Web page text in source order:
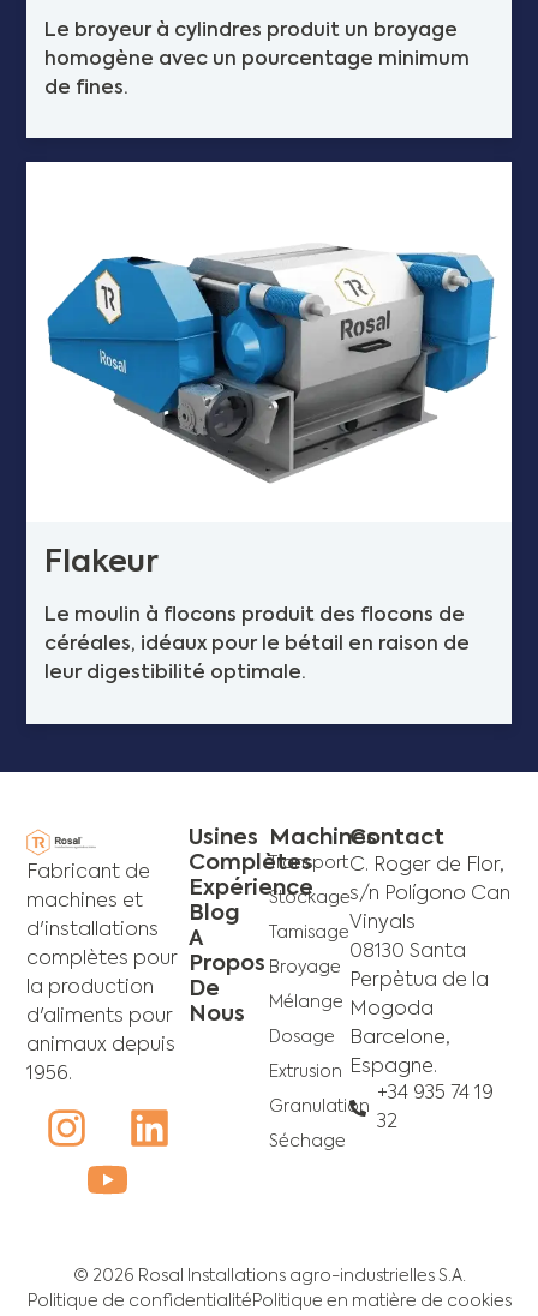
Le broyeur à cylindres produit un broyage
homogène avec un pourcentage minimum
de fines.
Flakeur
Le moulin à flocons produit des flocons de
céréales, idéaux pour le bétail en raison de
leur digestibilité optimale.
Fabricant de
machines et
d'installations
complètes pour
la production
d'aliments pour
animaux depuis
1956.
Machines
Transport
Stockage
Tamisage
Broyage
Mélange
Dosage
Extrusion
Granulation
Séchage
Usines
Complètes
Expérience
Blog
A
Propos
De
Nous
Contact
C. Roger de Flor,
s/n Polígono Can
Vinyals
08130 Santa
Perpètua de la
Mogoda
Barcelone,
Espagne.
+34 935 74 19
32
© 2026 Rosal Installations agro-industrielles S.A.
Politique de confidentialité Politique en matière de cookies